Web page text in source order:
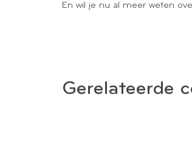
En wil je nu al meer weten
Gerelateerde